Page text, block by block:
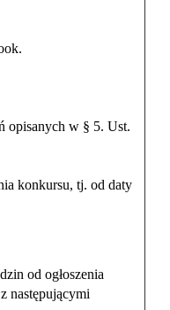
opisanych w § 5. Ust.
konkursu, tj. od daty
od ogłoszenia
następującymi